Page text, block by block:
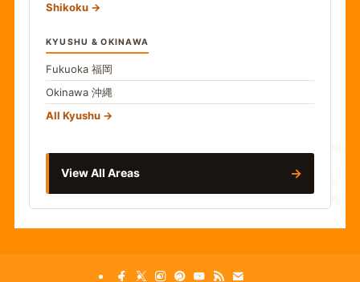
食
Shikoku
KYUSHU & OKINAWA
Fukuoka 福岡
Okinawa 沖縄
All Kyushu
View All Areas →